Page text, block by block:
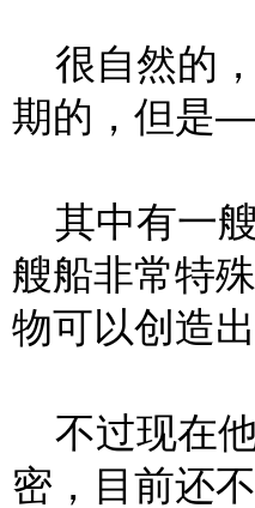
很自然的
期的，但是
其中有一
艘船非常特
物可以创造
不过现在
密，目前还